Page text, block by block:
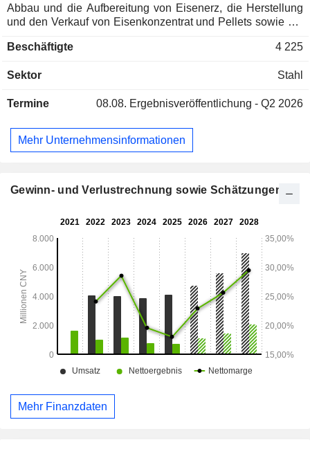
Abbau und die Aufbereitung von Eisenerz, die Herstellung
und den Verkauf von Eisenkonzentrat und Pellets sowie die
künstlichem Sand und Kies sowie Schwefelsäure. Die
Rohstoffe für Stahlunternehmen verwendet. Das
tätig.
Beschäftigte 4 225
Sektor Stahl
Termine 08.08. Ergebnisveröffentlichung - Q2 2026
Mehr Unternehmensinformationen
Gewinn- und Verlustrechnung sowie Schätzungen
Mehr Finanzdaten